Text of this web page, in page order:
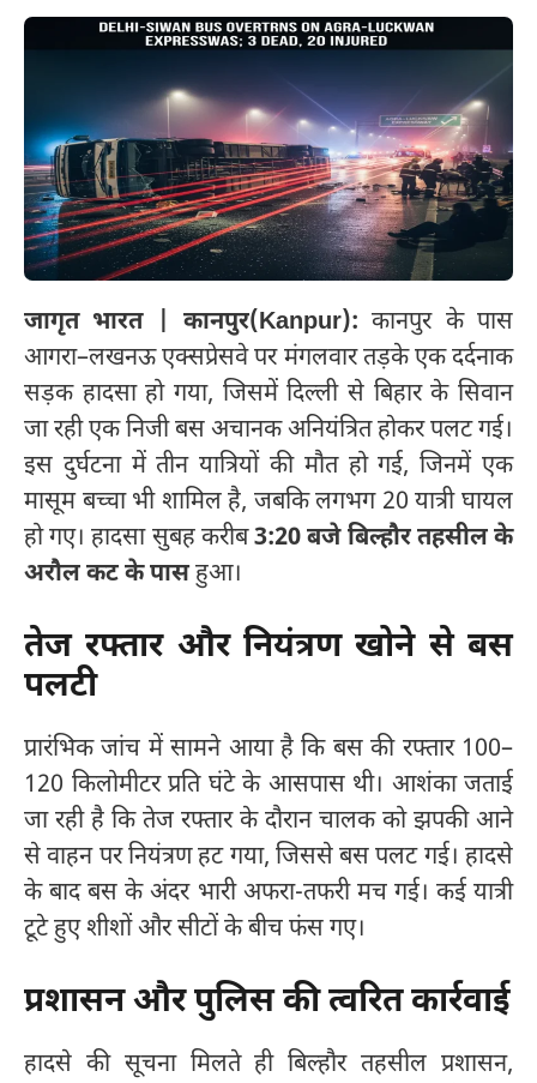
जागृत भारत | कानपुर(Kanpur): कानपुर के पास
आगरा–लखनऊ एक्सप्रेसवे पर मंगलवार तड़के एक दर्दनाक
सड़क हादसा हो गया, जिसमें दिल्ली से बिहार के सिवान
जा रही एक निजी बस अचानक अनियंत्रित होकर पलट गई।
इस दुर्घटना में तीन यात्रियों की मौत हो गई, जिनमें एक
मासूम बच्चा भी शामिल है, जबकि लगभग 20 यात्री घायल
हो गए। हादसा सुबह करीब3:20 बजे बिल्हौर तहसील के
अरौल कट के पासहुआ।
तेज रफ्तार और नियंत्रण खोने से बस
पलटी
प्रारंभिक जांच में सामने आया है कि बस की रफ्तार 100–
120 किलोमीटर प्रति घंटे के आसपास थी। आशंका जताई
जा रही है कि तेज रफ्तार के दौरान चालक को झपकी आने
से वाहन पर नियंत्रण हट गया, जिससे बस पलट गई। हादसे
के बाद बस के अंदर भारी अफरा-तफरी मच गई। कई यात्री
टूटे हुए शीशों और सीटों के बीच फंस गए।
प्रशासन और पुलिस की त्वरित कार्रवाई
हादसे की सूचना मिलते ही बिल्हौर तहसील प्रशासन,